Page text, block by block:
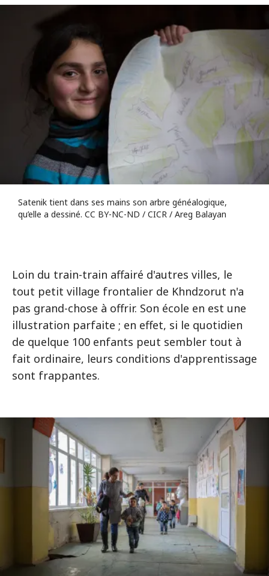
Satenik tient dans ses mains son arbre généalogique,
qu’elle a dessiné. CC BY-NC-ND / CICR / Areg Balayan
Loin du train-train affairé d'autres villes, le
tout petit village frontalier de Khndzorut n'a
pas grand-chose à offrir. Son école en est une
illustration parfaite ; en effet, si le quotidien
de quelque 100 enfants peut sembler tout à
fait ordinaire, leurs conditions d'apprentissage
sont frappantes.